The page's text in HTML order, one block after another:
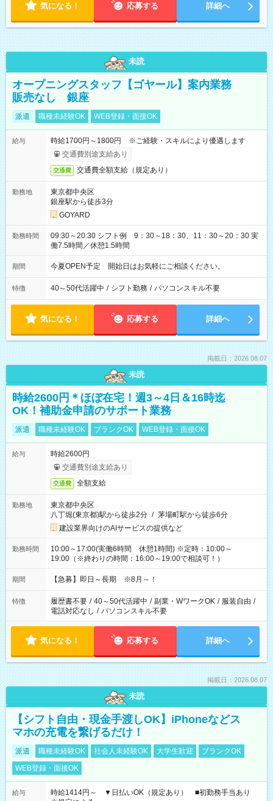
気になる！ 応募する 詳細へ
未読
オープニングスタッフ【ゴヤール】案内業務
販売なし 銀座
派遣 職種未経験OK WEB登録・面接OK
給与
時給1700円～1800円 ※ご経験・スキルにより優遇します
交通費別途支給あり
交通費 交通費全額支給（規定あり）
勤務地
東京都中央区
銀座駅から徒歩3分
GOYARD
勤務時間
09:30～20:30 シフト例 9：30～18：30、11：30～20：30 実
働7.5時間／休憩1.5時間
期間 今夏OPEN予定 開始日はお気軽にご相談ください。
特徴 40～50代活躍中 / シフト勤務 / パソコンスキル不要
気になる！ 応募する 詳細へ
掲載日：2026.08.07
未読
時給2600円＊ほぼ在宅！週3～4日＆16時迄
OK！補助金申請のサポート業務
派遣 職種未経験OK ブランクOK WEB登録・面接OK
給与
時給2600円
交通費別途支給あり
交通費 全額支給
勤務地
東京都中央区
八丁堀(東京都)駅から徒歩2分 / 茅場町駅から徒歩6分
建設業界向けのAIサービスの提供など
勤務時間
10:00～17:00(実働6時間 休憩1時間) ※定時：10:00～
19:00（※終わりの時間：16:00～19:00で相談可！）
期間 【急募】即日～長期 ※8月～！
特徴 履歴書不要 / 40～50代活躍中 / 副業・WワークOK / 服装自由 /
電話対応なし / パソコンスキル不要
気になる！ 応募する 詳細へ
掲載日：2026.08.07
未読
【シフト自由・現金手渡しOK】iPhoneなどス
マホの充電を繋げるだけ！
派遣 職種未経験OK 社会人未経験OK 大学生歓迎
ブランクOK
WEB登録・面接OK
給与
時給1414円～ ▼日払いOK（規定あり） ■初勤務手当あり